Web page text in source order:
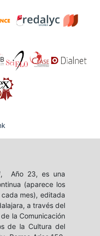
, Año 23, es una
(aparece los
mes), editada
a través del
la Comunicación
de la Cultura del